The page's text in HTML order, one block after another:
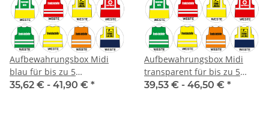
Aufbewahrungsbox Midi
blau für bis zu 5
Warnwesten
35,62 € - 41,90 € *
Aufbewahrungsbox Midi
transparent für bis zu 5
Warnwesten
39,53 € - 46,50 € *